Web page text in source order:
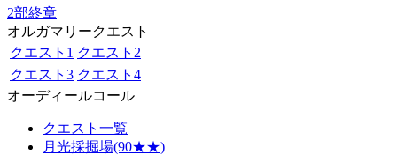
2部終章
オルガマリークエスト
クエスト1 クエスト2
クエスト3 クエスト4
オーディールコール
クエスト一覧
月光採掘場(90★★)